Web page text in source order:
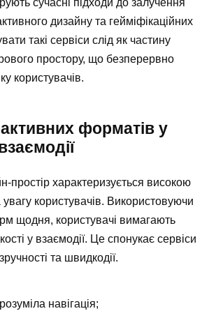
сучасні підходи до залучення
дизайну та гейміфікаційних
такі сервіси слід як частину
простору, що безперервно
користувачів.
форматів у
простір характеризується високою
увагу користувачів. Використовуючи
щодня, користувачі вимагають
у взаємодії. Це спонукає сервіси
та швидкодії.
навігація;